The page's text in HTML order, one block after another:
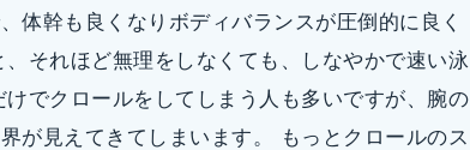
体幹も良くなりボディバランスが圧倒的に良く
それほど無理をしなくても、しなやかで速い泳
でクロールをしてしまう人も多いですが、腕の
が見えてきてしまいます。 もっとクロールのス